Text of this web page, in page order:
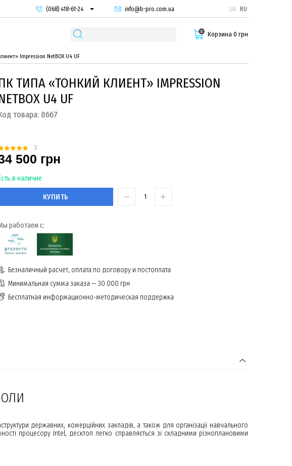
(068) 418-61-24
(095) 987-29-55
info@b-pro.com.ua UA RU
0 Корзина 0 грн
Impression NetBOX U4 UF
ТИПА «ТОНКИЙ КЛИЕНТ» IMPRESSION
U4 UF
товара: 8667
3
500 грн
в наличие
КУПИТЬ
работаем с:
Безналичный расчет, оплата по договору и постоплата
Минимальная сумма заказа — 30 000 грн
Бесплатная информационно-методическая поддержка
державних, комерційних закладів, а також для організації навчального
процесору Intel, десктоп легко справляється зі складними різноплановими